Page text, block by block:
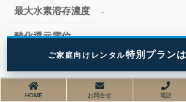
最大水素溶存濃度 -
酸化還元電位 -
HOME お問合せ 電話
ご家庭向けレンタル特別プラン